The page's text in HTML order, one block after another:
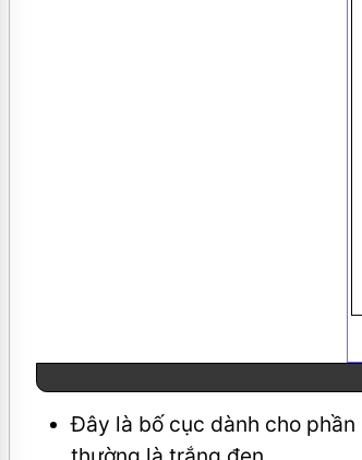
Đây là bố cục dành cho